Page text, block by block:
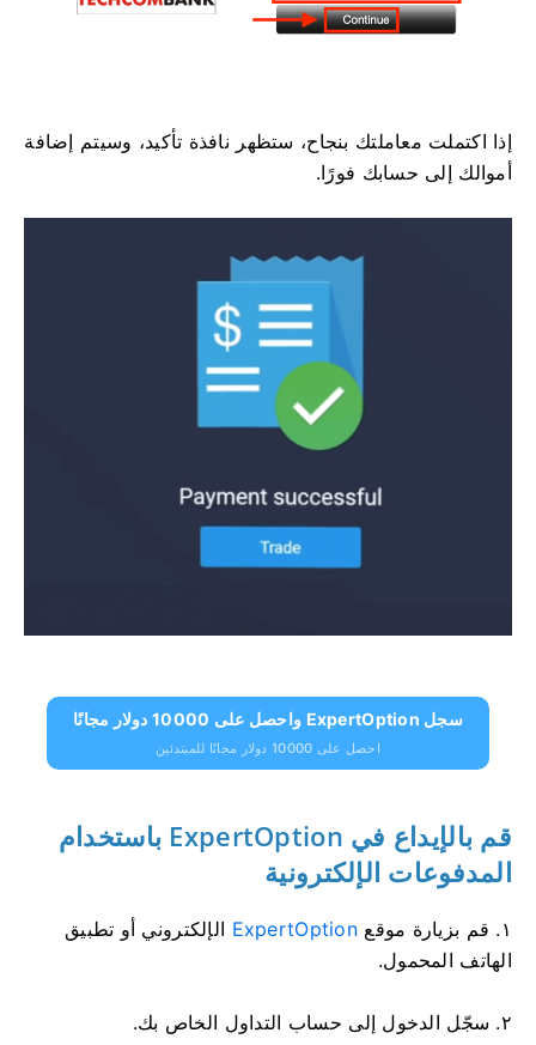
إذا اكتملت معاملتك بنجاح، ستظهر نافذة تأكيد، وسيتم إضافة
أموالك إلى حسابك فورًا.
سجل ExpertOption واحصل على 10000 دولار مجانًا
احصل على 10000 دولار مجانًا للمبتدئين
قم بالإيداع في ExpertOption باستخدام
المدفوعات الإلكترونية
١. قم بزيارة موقع ExpertOption الإلكتروني أو تطبيق
الهاتف المحمول.
٢. سجّل الدخول إلى حساب التداول الخاص بك.